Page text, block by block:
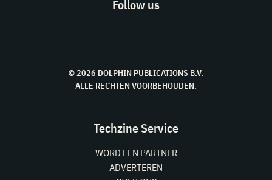
Follow us
© 2026 DOLPHIN PUBLICATIONS B.V.
ALLE RECHTEN VOORBEHOUDEN.
Techzine Service
WORD EEN PARTNER
ADVERTEREN